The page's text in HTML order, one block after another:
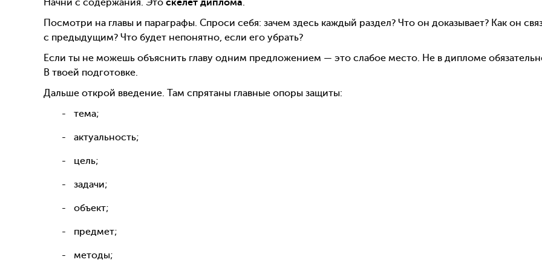
Начни с содержания. Это скелет диплома.
Посмотри на главы и параграфы. Спроси себя: зачем здесь каждый раздел? Что он доказывает? Как он
с предыдущим? Что будет непонятно, если его убрать?
Если ты не можешь объяснить главу одним предложением — это слабое место. Не в дипломе
В твоей подготовке.
Дальше открой введение. Там спрятаны главные опоры защиты:
тема;
актуальность;
цель;
задачи;
объект;
предмет;
методы;